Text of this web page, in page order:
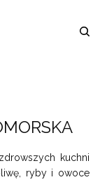
kuchni
ryby i owoce